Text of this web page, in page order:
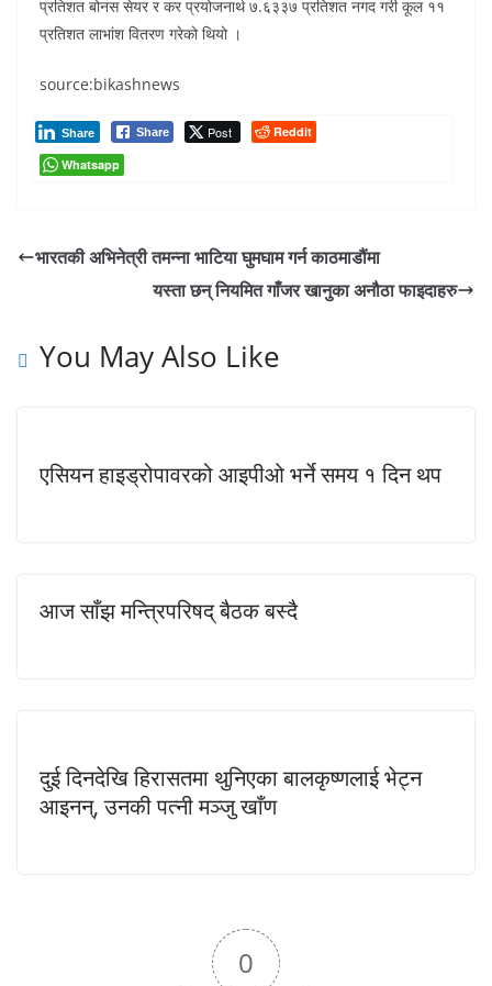
प्रतिशत बोनस सेयर र कर प्रयोजनार्थ ७.६३३७ प्रतिशत नगद गरी कूल ११
प्रतिशत लाभांश वितरण गरेको थियो ।
source:bikashnews
Share Post
Share
Reddit
Whatsapp
भारतकी अभिनेत्री तमन्ना भाटिया घुमघाम गर्न काठमाडौंमा
यस्ता छन् नियमित गाँजर खानुका अनौठा फाइदाहरु
You May Also Like
एसियन हाइड्रोपावरको आइपीओ भर्ने समय १ दिन थप
आज साँझ मन्त्रिपरिषद् बैठक बस्दै
दुई दिनदेखि हिरासतमा थुनिएका बालकृष्णलाई भेट्न
आइनन्, उनकी पत्नी मञ्जु खाँण
0